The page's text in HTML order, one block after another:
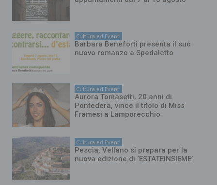
Cultura ed Eventi
Barbara Beneforti presenta il suo
nuovo romanzo a Spedaletto
Cultura ed Eventi
Aurora Tomasetti, 20 anni di
Pontedera, vince il titolo di Miss
Framesi a Lamporecchio
Cultura ed Eventi
Pescia, Vellano si prepara per la
nuova edizione di ‘ESTATEINSIEME’